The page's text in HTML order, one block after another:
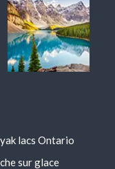
lacs Ontario
sur glace